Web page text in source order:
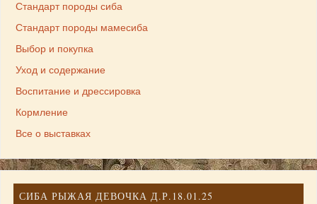
Стандарт породы сиба
Стандарт породы мамесиба
Выбор и покупка
Уход и содержание
Воспитание и дрессировка
Кормление
Все о выставках
СИБА РЫЖАЯ ДЕВОЧКА Д.Р.18.01.25